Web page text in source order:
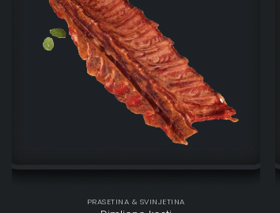
PRASETINA & SVINJETINA